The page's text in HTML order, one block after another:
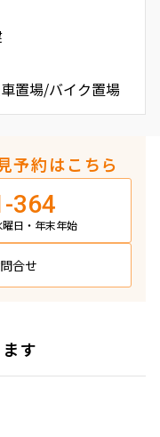
置場/バイク置場
予約はこちら
364
日・年末年始
合せ
す